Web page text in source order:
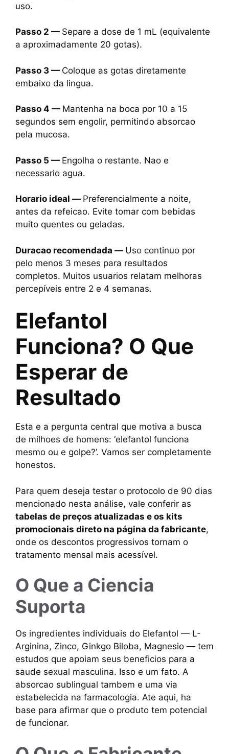
uso.
Passo 2 — Separe a dose de 1 mL (equivalente
a aproximadamente 20 gotas).
Passo 3 — Coloque as gotas diretamente
embaixo da lingua.
Passo 4 — Mantenha na boca por 10 a 15
segundos sem engolir, permitindo absorcao
pela mucosa.
Passo 5 — Engolha o restante. Nao e
necessario agua.
Horario ideal — Preferencialmente a noite,
antes da refeicao. Evite tomar com bebidas
muito quentes ou geladas.
Duracao recomendada — Uso continuo por
pelo menos 3 meses para resultados
completos. Muitos usuarios relatam melhoras
percepíveis entre 2 e 4 semanas.
Elefantol
Funciona? O Que
Esperar de
Resultado
Esta e a pergunta central que motiva a busca
de milhoes de homens: ‘elefantol funciona
mesmo ou e golpe?’. Vamos ser completamente
honestos.
Para quem deseja testar o protocolo de 90 dias
mencionado nesta análise, vale conferir as
tabelas de preços atualizadas e os kits
promocionais direto na página da fabricante,
onde os descontos progressivos tornam o
tratamento mensal mais acessível.
O Que a Ciencia
Suporta
Os ingredientes individuais do Elefantol — L-
Arginina, Zinco, Ginkgo Biloba, Magnesio — tem
estudos que apoiam seus beneficios para a
saude sexual masculina. Isso e um fato. A
absorcao sublingual tambem e uma via
estabelecida na farmacologia. Ate aqui, ha
base para afirmar que o produto tem potencial
de funcionar.